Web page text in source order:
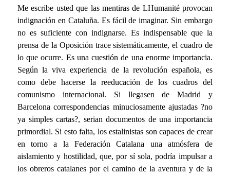
Me escribe usted que las mentiras de LHumanité provocan
indignación en Cataluña. Es fácil de imaginar. Sin embargo
no es suficiente con indignarse. Es indispensable que la
prensa de la Oposición trace sistemáticamente, el cuadro de
lo que ocurre. Es una cuestión de una enorme importancia.
Según la viva experiencia de la revolución española, es
como debe hacerse la reeducación de los cuadros del
comunismo internacional. Si llegasen de Madrid y
Barcelona correspondencias minuciosamente ajustadas ?no
ya simples cartas?, serian documentos de una importancia
primordial. Si esto falta, los estalinistas son capaces de crear
en torno a la Federación Catalana una atmósfera de
aislamiento y hostilidad, que, por sí sola, podría impulsar a
los obreros catalanes por el camino de la aventura y de la